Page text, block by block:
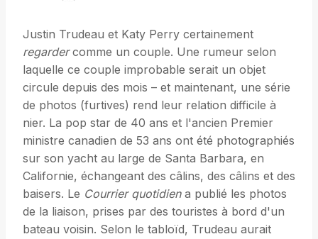
Justin Trudeau et Katy Perry certainement
regardercomme un couple. Une rumeur selon
laquelle ce couple improbable serait un objet
circule depuis des mois – et maintenant, une série
de photos (furtives) rend leur relation difficile à
nier. La pop star de 40 ans et l'ancien Premier
ministre canadien de 53 ans ont été photographiés
sur son yacht au large de Santa Barbara, en
Californie, échangeant des câlins, des câlins et des
baisers. Le Courrier quotidiena publié les photos
de la liaison, prises par des touristes à bord d'un
bateau voisin. Selon le tabloïd, Trudeau aurait